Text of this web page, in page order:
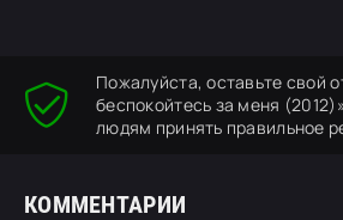
Пожалуйста, оставьте свой
беспокойтесь за меня
людям принять правильное
КОММЕНТАРИИ